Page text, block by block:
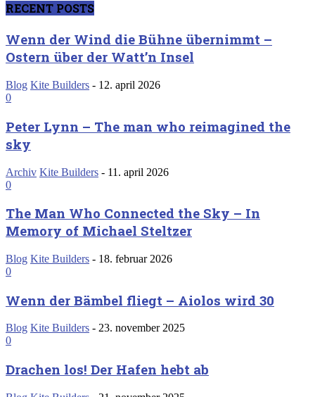
RECENT POSTS
Wenn der Wind die Bühne übernimmt –
Ostern über der Watt’n Insel
Blog Kite Builders - 12. april 2026
0
Peter Lynn – The man who reimagined the
sky
Archiv Kite Builders - 11. april 2026
0
The Man Who Connected the Sky – In
Memory of Michael Steltzer
Blog Kite Builders - 18. februar 2026
0
Wenn der Bämbel fliegt – Aiolos wird 30
Blog Kite Builders - 23. november 2025
0
Drachen los! Der Hafen hebt ab